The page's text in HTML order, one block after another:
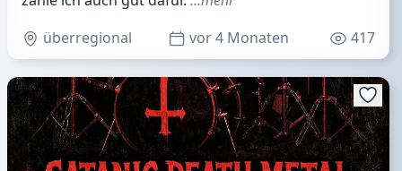
überregional
vor 4 Monaten 417